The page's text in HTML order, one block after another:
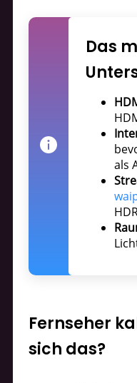
Das
als
Fernseher
sich das?